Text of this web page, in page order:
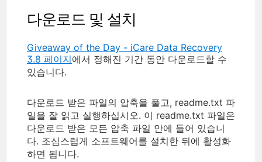
다운로드 및 설치
Giveaway of the Day - iCare Data Recovery
3.8 페이지에서 정해진 기간 동안 다운로드할 수
있습니다.
다운로드 받은 파일의 압축을 풀고, readme.txt 파
일을 잘 읽고 실행하십시오. 이 readme.txt 파일은
다운로드 받은 모든 압축 파일 안에 들어 있습니
다. 조심스럽게 소프트웨어를 설치한 뒤에 활성화
하면 됩니다.